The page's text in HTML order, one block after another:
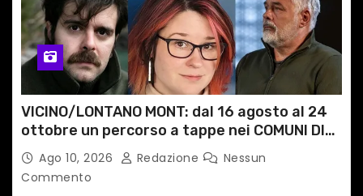
VICINO/LONTANO MONT: dal 16 agosto al 24
ottobre un percorso a tappe nei COMUNI DI
MONTAGNA DEL FVG
Ago 10, 2026 Redazione
Nessun
Commento